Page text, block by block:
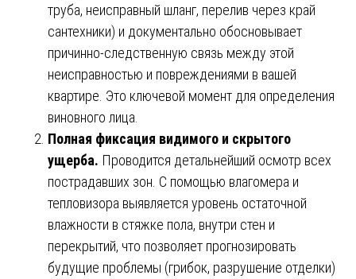
труба, неисправный шланг, перелив через край
сантехники) и документально обосновывает
причинно-следственную связь между этой
неисправностью и повреждениями в вашей
квартире. Это ключевой момент для определения
виновного лица.
Полная фиксация видимого и скрытого
ущерба. Проводится детальнейший осмотр всех
пострадавших зон. С помощью влагомера и
тепловизора выявляется уровень остаточной
влажности в стяжке пола, внутри стен и
перекрытий, что позволяет прогнозировать
будущие проблемы (грибок, разрушение отделки)